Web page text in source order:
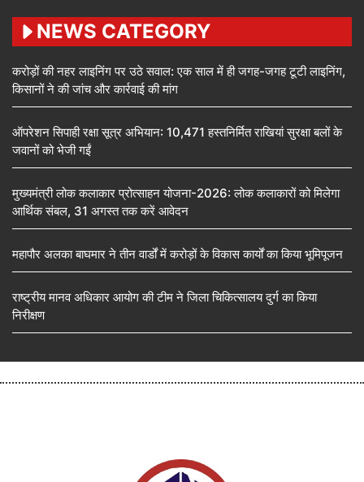
NEWS CATEGORY
करोड़ों की नहर लाइनिंग पर उठे सवाल: एक साल में ही जगह-जगह टूटी लाइनिंग,
किसानों ने की जांच और कार्रवाई की मांग
ऑपरेशन सिपाही रक्षा सूत्र अभियान: 10,471 हस्तनिर्मित राखियां सुरक्षा बलों के
जवानों को भेजी गईं
मुख्यमंत्री लोक कलाकार प्रोत्साहन योजना-2026: लोक कलाकारों को मिलेगा
आर्थिक संबल, 31 अगस्त तक करें आवेदन
महापौर अलका बाघमार ने तीन वार्डों में करोड़ों के विकास कार्यों का किया भूमिपूजन
राष्ट्रीय मानव अधिकार आयोग की टीम ने जिला चिकित्सालय दुर्ग का किया
निरीक्षण